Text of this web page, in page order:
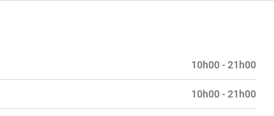
10h00 - 21h00
10h00 - 21h00